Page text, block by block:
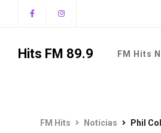
Hits FM 89.9 FM Hits
FM Hits Noticias Phil